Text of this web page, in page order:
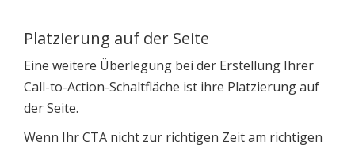
Platzierung auf der Seite
Eine weitere Überlegung bei der Erstellung Ihrer
Call-to-Action-Schaltfläche ist ihre Platzierung auf
der Seite.
Wenn Ihr CTA nicht zur richtigen Zeit am richtigen